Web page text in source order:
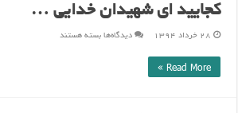
کجایید ای شهیدان خدایی …
۲۸ خرداد ۱۳۹۴ دیدگاه‌هابرای
بسته هستند
Read More »